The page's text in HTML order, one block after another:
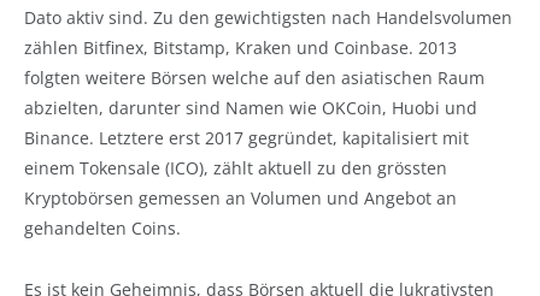
Dato aktiv sind. Zu den gewichtigsten nach Handelsvolumen
zählen Bitfinex, Bitstamp, Kraken und Coinbase. 2013
folgten weitere Börsen welche auf den asiatischen Raum
abzielten, darunter sind Namen wie OKCoin, Huobi und
Binance. Letztere erst 2017 gegründet, kapitalisiert mit
einem Tokensale (ICO), zählt aktuell zu den grössten
Kryptobörsen gemessen an Volumen und Angebot an
gehandelten Coins.
Es ist kein Geheimnis, dass Börsen aktuell die lukrativsten